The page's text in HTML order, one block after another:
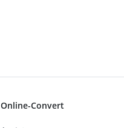
Online-Convert